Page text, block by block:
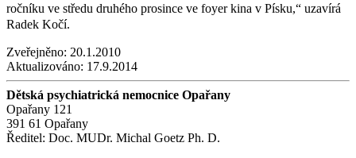
ročníku ve středu druhého prosince ve foyer kina v Písku,“ uzavírá
Radek Kočí.
Zveřejněno: 20.1.2010
Aktualizováno: 17.9.2014
Dětská psychiatrická nemocnice Opařany
Opařany 121
391 61 Opařany
Ředitel: Doc. MUDr. Michal Goetz Ph. D.